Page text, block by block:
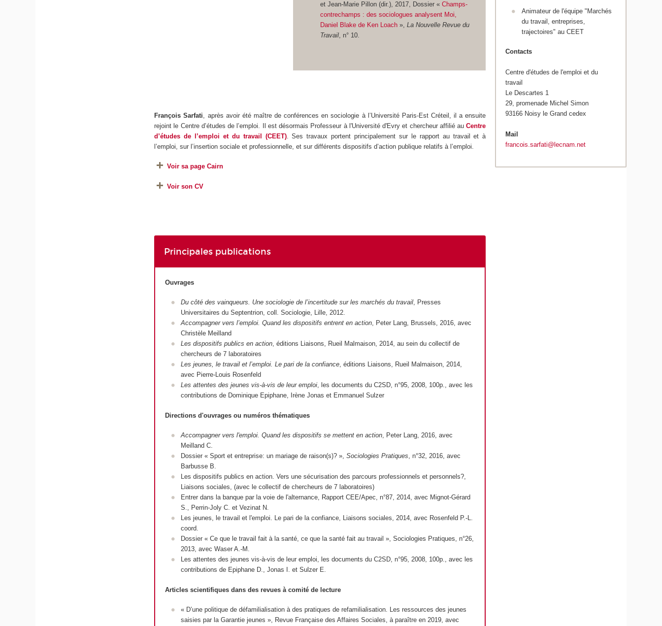
et Jean-Marie Pillon (dir.), 2017, Dossier «Champs-
contrechamps : des sociologues analysent Moi,
Daniel Blake de Ken Loach »,La Nouvelle Revue du
Travail, n° 10.
François Sarfati , après avoir été maître de conférences en sociologie à l’Université Paris-Est Créteil, il a ensuite
rejoint le Centre d’études de l’emploi. Il est désormais Professeur à l'Université d'Evry et chercheur affilié auCentre
d’études de l’emploi et du travail (CEET). Ses travaux portent principalement sur le rapport au travail et à
l’emploi, sur l’insertion sociale et professionnelle, et sur différents dispositifs d’action publique relatifs à l’emploi.
Voir sa page Cairn
Voir son CV
Principales publications
Ouvrages
Du côté des vainqueurs. Une sociologie de l’incertitude sur les marchés du travail, Presses
Universitaires du Septentrion, coll. Sociologie, Lille, 2012.
Accompagner vers l’emploi. Quand les dispositifs entrent en action, Peter Lang, Brussels, 2016, avec
Christèle Meilland
Les dispositifs publics en action, éditions Liaisons, Rueil Malmaison, 2014, au sein du collectif de
chercheurs de 7 laboratoires
Les jeunes, le travail et l’emploi. Le pari de la confiance, éditions Liaisons, Rueil Malmaison, 2014,
avec Pierre-Louis Rosenfeld
Les attentes des jeunes vis-à-vis de leur emploi, les documents du C2SD, n°95, 2008, 100p., avec les
contributions de Dominique Epiphane, Irène Jonas et Emmanuel Sulzer
Directions d'ouvrages ou numéros thématiques
Accompagner vers l'emploi. Quand les dispositifs se mettent en action, Peter Lang, 2016, avec
Meilland C.
Dossier « Sport et entreprise: un mariage de raison(s)? »,Sociologies Pratiques, n°32, 2016, avec
Barbusse B.
Les dispositifs publics en action. Vers une sécurisation des parcours professionnels et personnels?,
Liaisons sociales, (avec le collectif de chercheurs de 7 laboratoires)
Entrer dans la banque par la voie de l'alternance, Rapport CEE/Apec, n°87, 2014, avec Mignot-Gérard
S., Perrin-Joly C. et Vezinat N.
Les jeunes, le travail et l'emploi. Le pari de la confiance, Liaisons sociales, 2014, avec Rosenfeld P.-L.
coord.
Dossier « Ce que le travail fait à la santé, ce que la santé fait au travail », Sociologies Pratiques, n°26,
2013, avec Waser A.-M.
Les attentes des jeunes vis-à-vis de leur emploi, les documents du C2SD, n°95, 2008, 100p., avec les
contributions de Epiphane D., Jonas I. et Sulzer E.
Articles scientifiques dans des revues à comité de lecture
« D’une politique de défamilialisation à des pratiques de refamilialisation. Les ressources des jeunes
saisies par la Garantie jeunes », Revue Française des Affaires Sociales, à paraître en 2019, avec
Animateur de l'équipe "Marchés
du travail, entreprises,
trajectoires" au CEET
Contacts
Centre d'études de l'emploi et du
travail
Le Descartes 1
29, promenade Michel Simon
93166 Noisy le Grand cedex
Mail
francois.sarfati@lecnam.net